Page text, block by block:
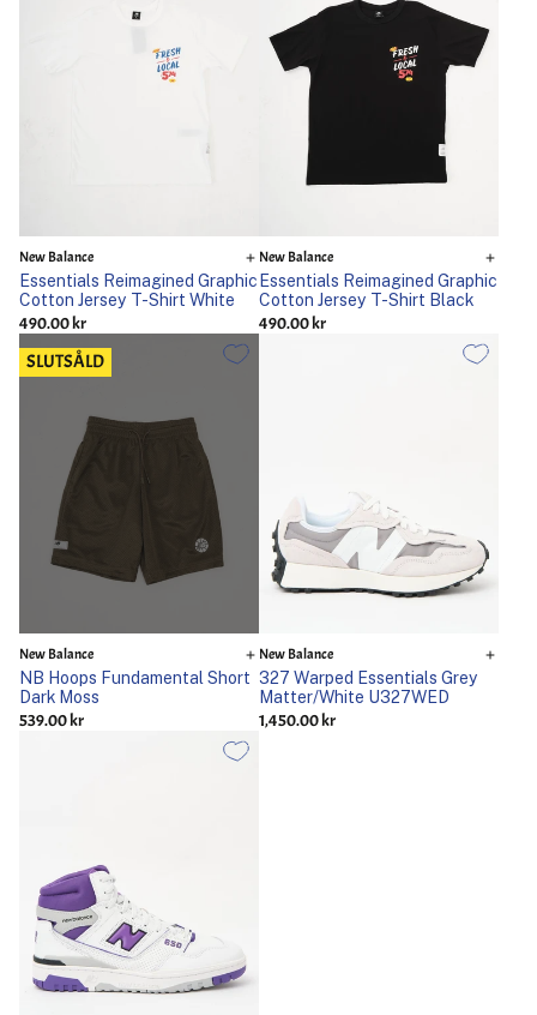
New Balance
Essentials Reimagined Graphic
Cotton Jersey T-Shirt White
490.00 kr
New Balance
Essentials Reimagined Graphic
Cotton Jersey T-Shirt Black
490.00 kr
SLUTSÅLD
New Balance
NB Hoops Fundamental Short
Dark Moss
539.00 kr
New Balance
327 Warped Essentials Grey
Matter/White U327WED
1,450.00 kr